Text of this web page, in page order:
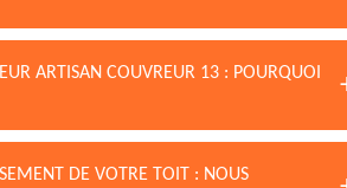
ARTISAN COUVREUR 13 : POURQUOI
DE VOTRE TOIT : NOUS